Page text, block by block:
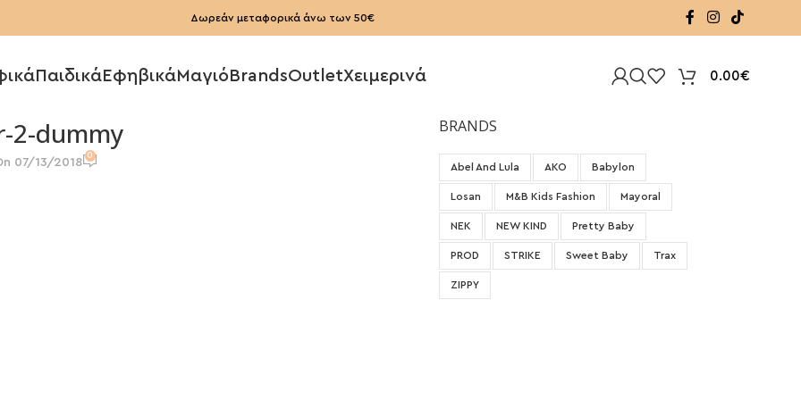
Δωρεάν μεταφορικά άνω των 50€
Παιδικά ΕφηβικάΜαγιό BrandsOutletΧειμερινά 0.00€
2-dummy
07/13/2018
0
BRANDS
Abel And Lula AKO Babylon
Losan M&B Kids Fashion Mayoral
NEK NEW KIND Pretty Baby
PROD STRIKE Sweet Baby Trax
ZIPPY